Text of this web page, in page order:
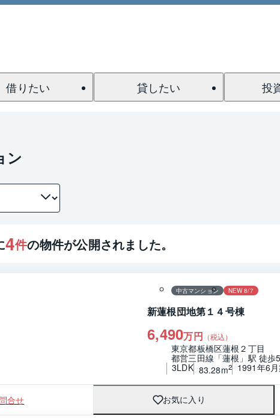
借りたい 貸したい 投
ン
4件の物件が公開されました。
中古マンション NEW 8/7
新蓮根団地第１４号棟
6,490万円 （税込）
東京都板橋区蓮根２丁目
都営三田線「蓮根」駅 徒歩
3LDK 83.28m2 1991年6
合せ お気に入り